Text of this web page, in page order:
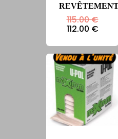
115.00€Le
prix
était :
112.00 €Le
est :